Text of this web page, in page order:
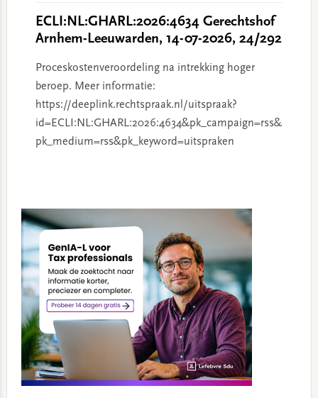
ECLI:NL:GHARL:2026:4634 Gerechtshof
Arnhem-Leeuwarden, 14-07-2026, 24/292
Proceskostenveroordeling na intrekking hoger
beroep. Meer informatie:
https://deeplink.rechtspraak.nl/uitspraak?
id=ECLI:NL:GHARL:2026:4634&pk_campaign=rss&
pk_medium=rss&pk_keyword=uitspraken
Sidebar